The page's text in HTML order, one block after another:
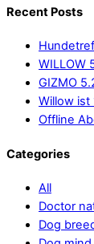
Recent Posts
WILLOW
GIZMO
Willow ist
Offline
Categories
All
Doctor
Dog